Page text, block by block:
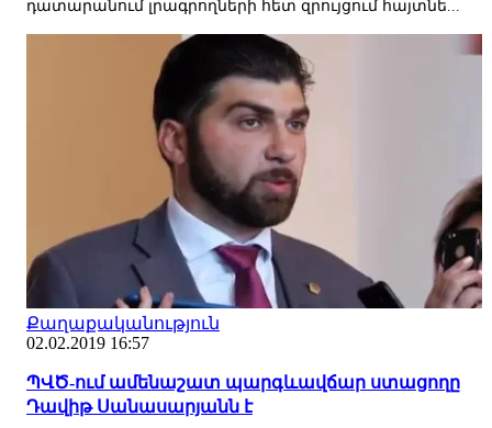
դատարանում լրագրողների հետ զրույցում հայտնե...
Քաղաքականություն
02.02.2019 16:57
ՊՎԾ-ում ամենաշատ պարգևավճար ստացողը
Դավիթ Սանասարյանն է